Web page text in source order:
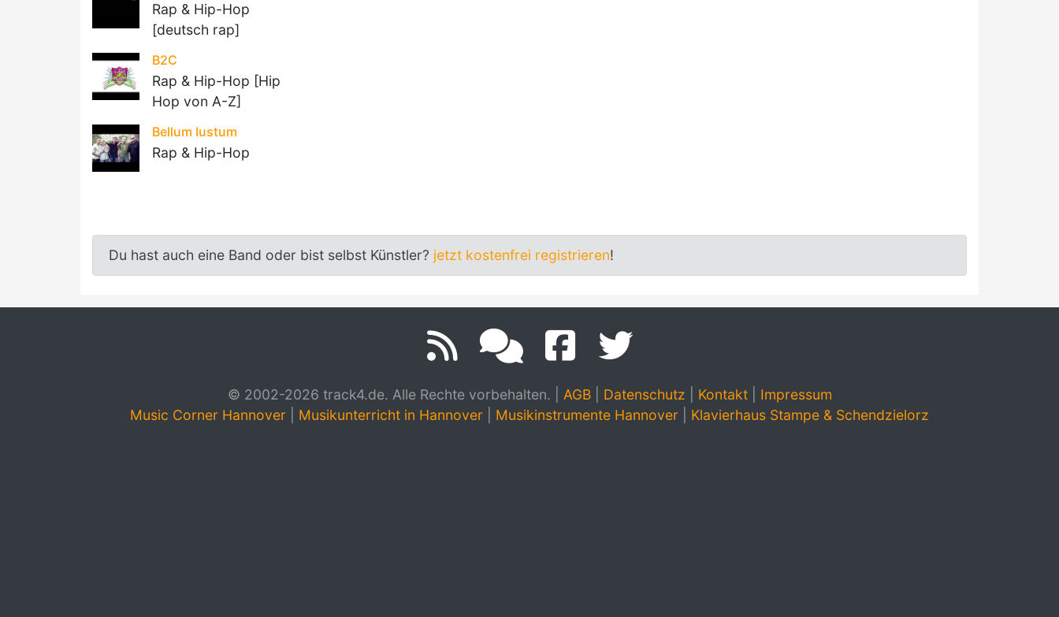
Rap & Hip-Hop
[deutsch rap]
B2C
Rap & Hip-Hop [Hip
Hop von A-Z]
Bellum Iustum
Rap & Hip-Hop
Du hast auch eine Band oder bist selbst Künstler? jetzt kostenfrei registrieren!
© 2002-2026 track4.de. Alle Rechte vorbehalten. AGB| Datenschutz Kontakt| Impressum
Music Corner Hannover
Musikunterricht in Hannover Musikinstrumente Hannover Klavierhaus Stampe & Schendzielorz